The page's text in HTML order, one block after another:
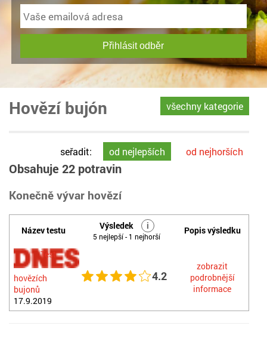
Přihlásit odběr
všechny kategorie
Hovězí bujón
seřadit: od nejlepších od nejhorších
Obsahuje 22 potravin
Konečně vývar hovězí
Název testu Výsledek i
5 nejlepší - 1 nejhorší
Popis výsledku
Test
hovězích
bujonů
17.9.2019
4.2
zobrazit
podrobnější
informace